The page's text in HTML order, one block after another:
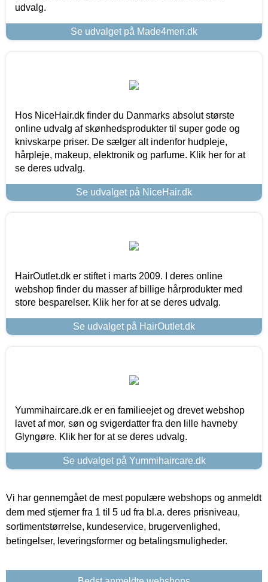
udvalg.
Se udvalget på Made4men.dk
Hos NiceHair.dk finder du Danmarks absolut største
online udvalg af skønhedsprodukter til super gode og
knivskarpe priser. De sælger alt indenfor hudpleje,
hårpleje, makeup, elektronik og parfume. Klik her for at
se deres udvalg.
Se udvalget på NiceHair.dk
HairOutlet.dk er stiftet i marts 2009. I deres online
webshop finder du masser af billige hårprodukter med
store besparelser. Klik her for at se deres udvalg.
Se udvalget på HairOutlet.dk
Yummihaircare.dk er en familieejet og drevet webshop
lavet af mor, søn og svigerdatter fra den lille havneby
Glyngøre. Klik her for at se deres udvalg.
Se udvalget på Yummihaircare.dk
Vi har gennemgået de mest populære webshops og anmeldt
dem med stjerner fra 1 til 5 ud fra bl.a. deres prisniveau,
sortimentstørrelse, kundeservice, brugervenlighed,
betingelser, leveringsformer og betalingsmuligheder.